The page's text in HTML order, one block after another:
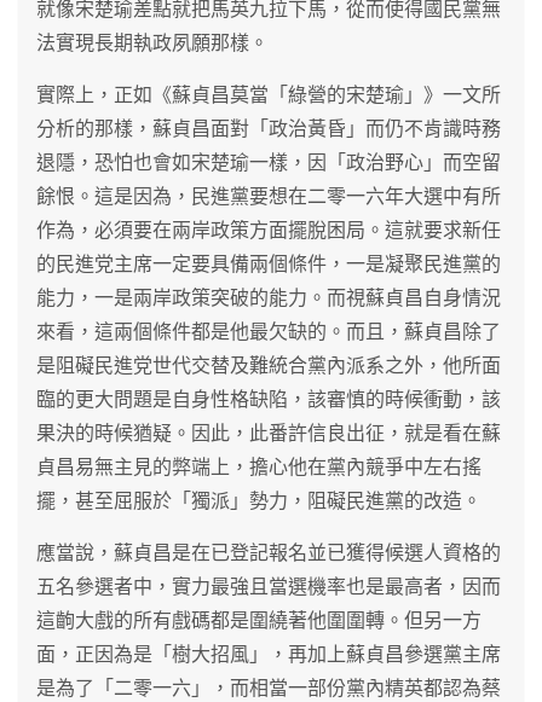
就像宋楚瑜差點就把馬英九拉下馬，從而使得國民黨無
法實現長期執政夙願那樣。
實際上，正如《蘇貞昌莫當「綠營的宋楚瑜」》一文所
分析的那樣，蘇貞昌面對「政治黃昏」而仍不肯識時務
退隱，恐怕也會如宋楚瑜一樣，因「政治野心」而空留
餘恨。這是因為，民進黨要想在二零一六年大選中有所
作為，必須要在兩岸政策方面擺脫困局。這就要求新任
的民進党主席一定要具備兩個條件，一是凝聚民進黨的
能力，一是兩岸政策突破的能力。而視蘇貞昌自身情況
來看，這兩個條件都是他最欠缺的。而且，蘇貞昌除了
是阻礙民進党世代交替及難統合黨內派系之外，他所面
臨的更大問題是自身性格缺陷，該審慎的時候衝動，該
果決的時候猶疑。因此，此番許信良出征，就是看在蘇
貞昌易無主見的弊端上，擔心他在黨內競爭中左右搖
擺，甚至屈服於「獨派」勢力，阻礙民進黨的改造。
應當說，蘇貞昌是在已登記報名並已獲得候選人資格的
五名參選者中，實力最強且當選機率也是最高者，因而
這齣大戲的所有戲碼都是圍繞著他圍圍轉。但另一方
面，正因為是「樹大招風」，再加上蘇貞昌參選黨主席
是為了「二零一六」，而相當一部份黨內精英都認為蔡